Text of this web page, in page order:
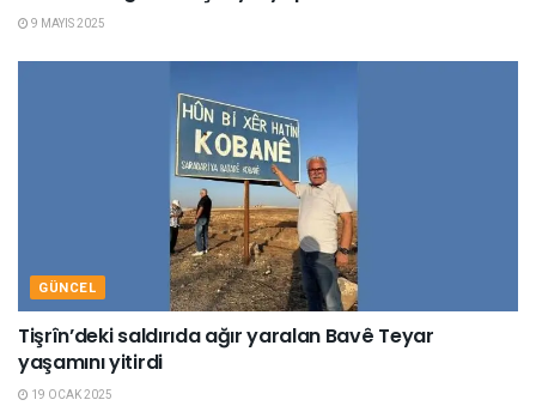
9 MAYIS 2025
GÜNCEL
Tişrîn’deki saldırıda ağır yaralan Bavê Teyar
yaşamını yitirdi
19 OCAK 2025